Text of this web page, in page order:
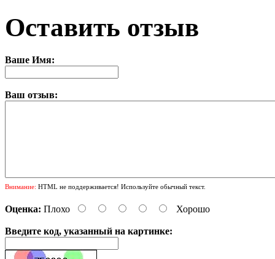
Оставить отзыв
Ваше Имя:
Ваш отзыв:
Внимание: HTML не поддерживается! Используйте обычный текст.
Оценка: Плохо Хорошо
Введите код, указанный на картинке: